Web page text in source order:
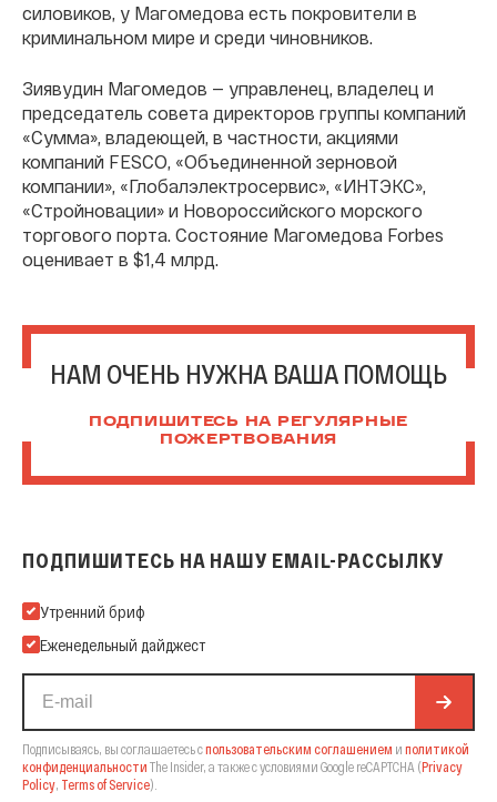
силовиков, у Магомедова есть покровители в
криминальном мире и среди чиновников.
Зиявудин Магомедов — управленец, владелец и
председатель совета директоров группы компаний
«Сумма», владеющей, в частности, акциями
компаний FESCO, «Объединенной зерновой
компании», «Глобалэлектросервис», «ИНТЭКС»,
«Стройновации» и Новороссийского морского
торгового порта. Состояние Магомедова Forbes
оценивает в $1,4 млрд.
НАМ ОЧЕНЬ НУЖНА ВАША ПОМОЩЬ
ПОДПИШИТЕСЬ НА РЕГУЛЯРНЫЕ
ПОЖЕРТВОВАНИЯ
ПОДПИШИТЕСЬ НА НАШУ EMAIL-РАССЫЛКУ
Подпишитесь на нашу Email-рассылку
Утренний бриф
Еженедельный дайджест
Подписываясь, вы соглашаетесь спользовательским соглашением и политикой
конфиденциальности The Insider, а также с условиями Google reCAPTCHA (Privacy
Policy, Terms of Service).